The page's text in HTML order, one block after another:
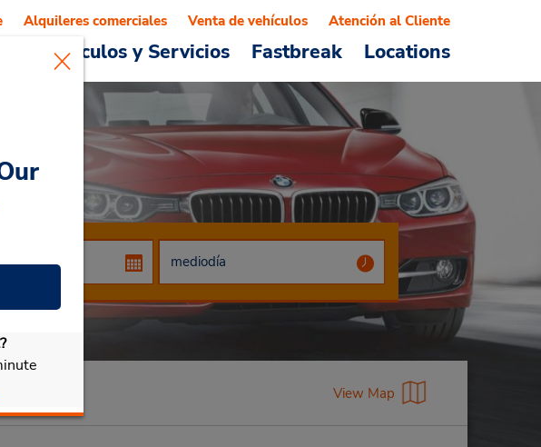
Vehículos y Servicios Fastbreak Locations
Alquileres comerciales Venta de vehículos Atención al Cliente
View Map